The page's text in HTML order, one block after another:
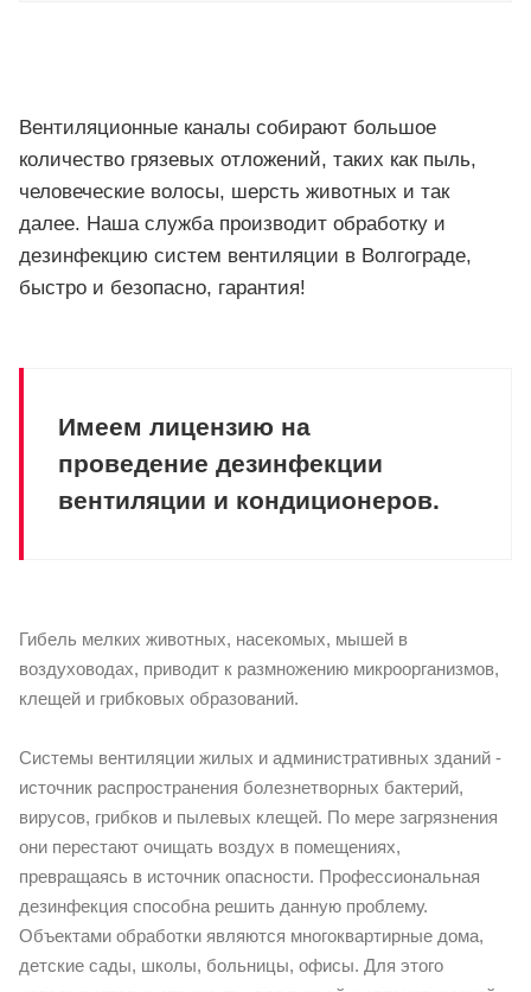
Вентиляционные каналы собирают большое
количество грязевых отложений, таких как пыль,
человеческие волосы, шерсть животных и так
далее. Наша служба производит обработку и
дезинфекцию систем вентиляции в Волгограде,
быстро и безопасно, гарантия!
Имеем лицензию на
проведение дезинфекции
вентиляции и кондиционеров.
Гибель мелких животных, насекомых, мышей в
воздуховодах, приводит к размножению микроорганизмов,
клещей и грибковых образований.
Системы вентиляции жилых и административных зданий -
источник распространения болезнетворных бактерий,
вирусов, грибков и пылевых клещей. По мере загрязнения
они перестают очищать воздух в помещениях,
превращаясь в источник опасности. Профессиональная
дезинфекция способна решить данную проблему.
Объектами обработки являются многоквартирные дома,
детские сады, школы, больницы, офисы. Для этого